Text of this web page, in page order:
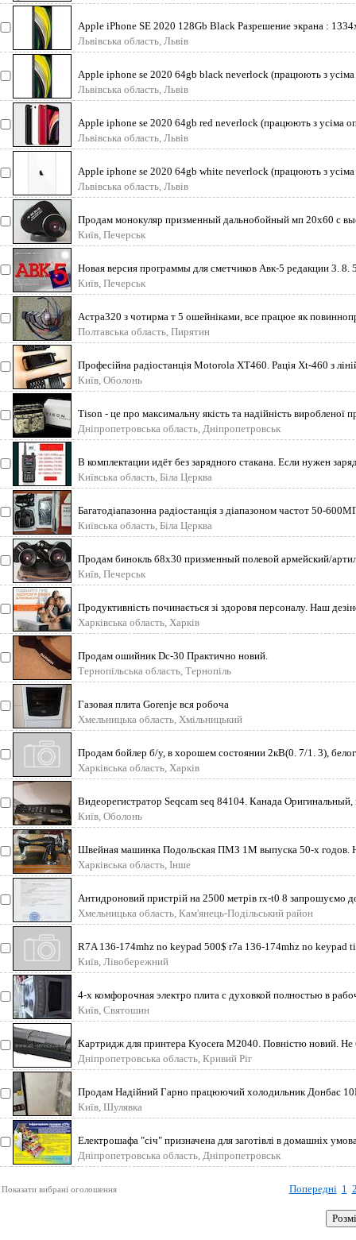
Apple iPhone SE 2020 128Gb Black Разрешение экрана :
Львівська область, Львів
Apple iphone se 2020 64gb black neverlock (працюють з
Львівська область, Львів
Apple iphone se 2020 64gb red neverlock (працюють з усіма
Львівська область, Львів
Apple iphone se 2020 64gb white neverlock (працюють з
Львівська область, Львів
Продам монокуляр призменный дальнобойный мп 20х60 с
Київ, Печерськ
Новая версия программы для сметчиков Авк-5 редакции 3. 8.
Київ, Печерськ
Астра320 з чотирма т 5 ошейніками, все працюе як
Полтавська область, Пирятин
Професійна радіостанція Motorola XT460. Рація Xt-460 з
Київ, Оболонь
Tison - це про максимальну якість та надійність виробленої
Дніпропетровська область, Дніпропетровськ
В комплектации идёт без зарядного стакана. Если нужен
Київська область, Біла Церква
Багатодіапазонна радіостанція з діапазоном частот 50-
Київська область, Біла Церква
Продам бинокль б8х30 призменный полевой армейский/
Київ, Печерськ
Продуктивність починається зі здоровя персоналу. Наш
Харківська область, Харків
Продам ошийник Dc-30 Практично новий.
Тернопільська область, Тернопіль
Газовая плита Gorenje вся робоча
Хмельницька область, Хмільницький
Продам бойлер б/у, в хорошем состоянии 2кВ(0. 7/1. 3),
Харківська область, Харків
Видеорегистратор Seqcam seq 84104. Канада
Київ, Оболонь
Швейная машинка Подольская ПМЗ 1М выпуска 50-х годов.
Харківська область, Інше
Антидроновий пристрій на 2500 метрів rx-t0 8 запрошуємо
Хмельницька область, Кам'янець-Подільський район
R7A 136-174mhz no keypad 500$ r7a 136-174mhz no keypad
Київ, Лівобережний
4-х комфорочная электро плита с духовкой полностью в
Київ, Святошин
Картридж для принтера Kyocera M2040. Повністю новий. Не
Дніпропетровська область, Кривий Ріг
Продам Надійний Гарно працюючий холодильник Донбас
Київ, Шулявка
Електрошафа "січ" призначена для заготівлі в домашніх
Дніпропетровська область, Дніпропетровськ
Показати вибрані оголошення Попередні 1